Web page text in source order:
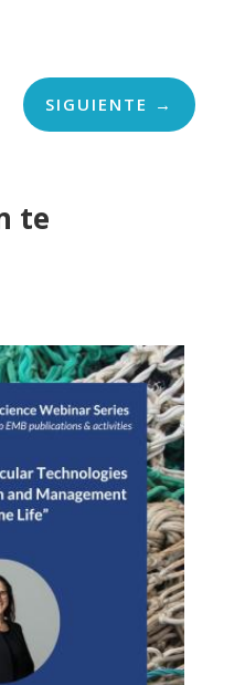
SIGUIENTE →
te